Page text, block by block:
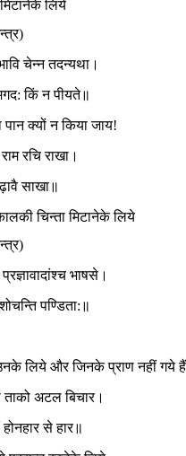
मिटानेके लिये
चेन्न तदन्यथा।
किं न पीयते॥
क्यों न किया जाय!
रचि राखा।
साखा॥
चिन्ता मिटानेके लिये
भाषसे।
पण्डिता:॥
लिये और जिनके प्राण नहीं गये
अटल बिचार।
होनहार से हार॥